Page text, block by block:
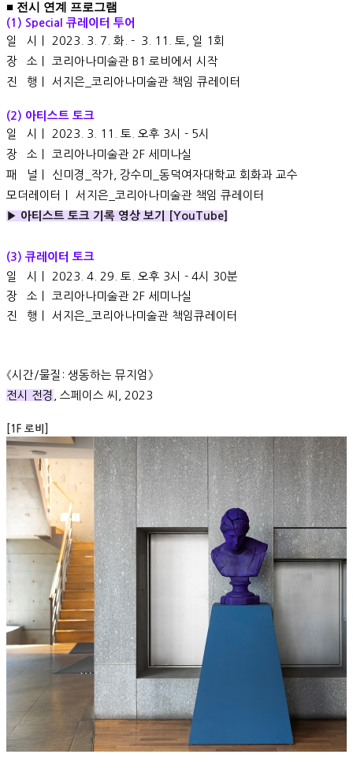
■ 전시 연계 프로그램
(1) Special 큐레이터 투어
일 시｜ 2023. 3. 7 . 화. - 3. 11. 토, 일 1회
장 소｜ 코리아나미술관 B1 로비에서 시작
진 행｜ 서지은_코리아나미술관 책임 큐레이터
(2) 아티스트 토크
일 시｜ 2023. 3. 11
. 토. 오후 3시 - 5시
장 소｜ 코리아나미술관 2F 세미나실
패
널｜ 신미경_작가, 강수미_동덕여자대학교 회화과 교수
모더레이터｜ 서지은_코리아나미술관 책임 큐레이터
▶ 아티스트 토크 기록 영상 보기 [YouTube]
(3) 큐레이터 토크
일 시 2023. 4 . 29. 토. 오후 3시 - 4시 30분
장 소
코리아나미술관 2F 세미나실
진 행
서지은_코리아나미술관 책임큐레이터
《시간/물질: 생동하는 뮤지엄 》
전시 전경
, 스페이스 씨, 2023
[1F 로비]